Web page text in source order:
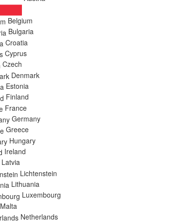
Belgium
Bulgaria
Croatia
Cyprus
Czech
Denmark
Estonia
Finland
France
Germany
Greece
Hungary
Ireland
Latvia
Lichtenstein
Lithuania
Luxembourg
Malta
Netherlands